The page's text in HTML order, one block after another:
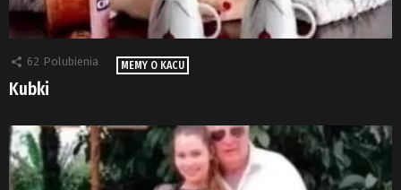
62 Polubienia MEMY O KACU
Kubki